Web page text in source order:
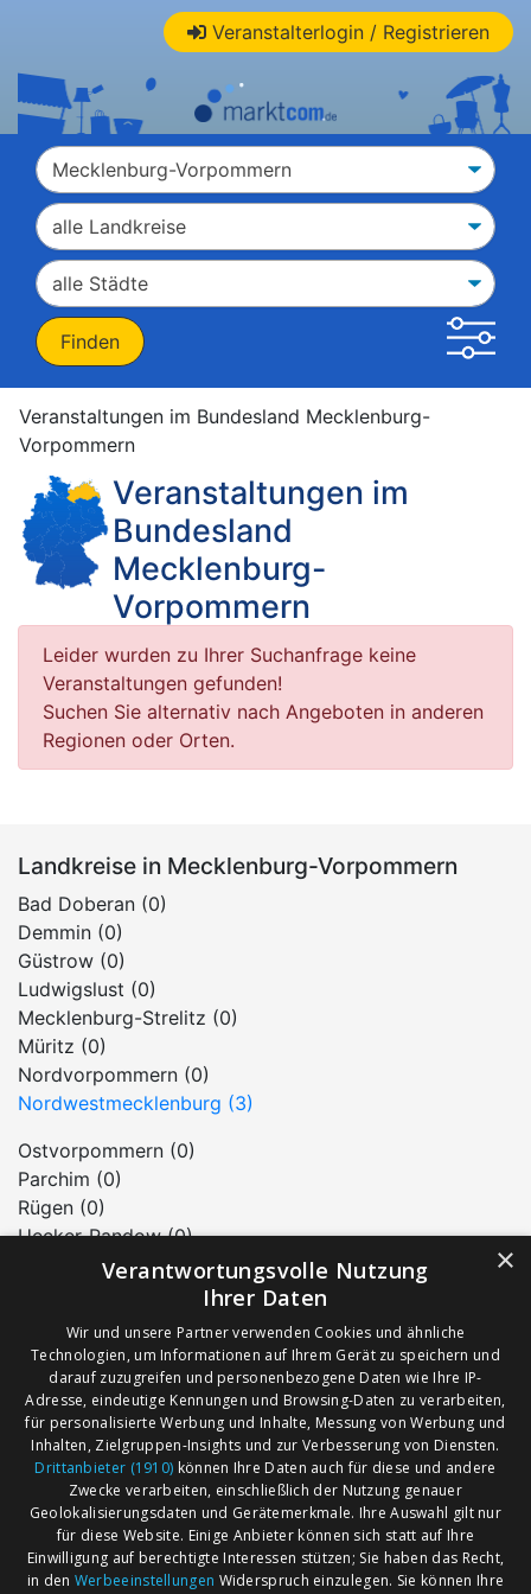
Veranstalterlogin / Registrieren
Veranstaltungen im Bundesland Mecklenburg-
Vorpommern
Veranstaltungen im
Bundesland
Mecklenburg-
Vorpommern
Leider wurden zu Ihrer Suchanfrage keine
Veranstaltungen gefunden!
Suchen Sie alternativ nach Angeboten in anderen
Regionen oder Orten.
Landkreise in Mecklenburg-Vorpommern
Bad Doberan (0)
Demmin (0)
Güstrow (0)
Ludwigslust (0)
Mecklenburg-Strelitz (0)
Müritz (0)
Nordvorpommern (0)
Nordwestmecklenburg (3)
Ostvorpommern (0)
Parchim (0)
Rügen (0)
Uecker-Randow (0)
kreisfreie Städte in Mecklenburg-
Greifswald (1)
Neubrandenburg (1)
Rostock (5)
Schwerin (0)
Stralsund (1)
Wismar (0)
AGB
Märkte nach Bundesländern
×
Verantwortungsvolle Nutzung
Ihrer Daten
Wir und unsere Partner verwenden Cookies und ähnliche
Technologien, um Informationen auf Ihrem Gerät zu speichern und
darauf zuzugreifen und personenbezogene Daten wie Ihre IP-
Adresse, eindeutige Kennungen und Browsing-Daten zu verarbeiten,
für personalisierte Werbung und Inhalte, Messung von Werbung und
Inhalten, Zielgruppen-Insights und zur Verbesserung von Diensten.
Drittanbieter (1910) können Ihre Daten auch für diese und andere
Zwecke verarbeiten, einschließlich der Nutzung genauer
Geolokalisierungsdaten und Gerätemerkmale. Ihre Auswahl gilt nur
für diese Website. Einige Anbieter können sich statt auf Ihre
Einwilligung auf berechtigte Interessen stützen; Sie haben das Recht,
in den Werbeeinstellungen Widerspruch einzulegen. Sie können Ihre